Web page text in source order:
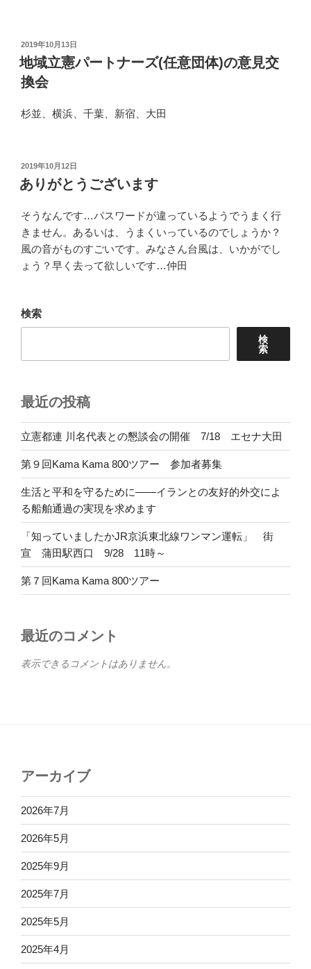
投
稿
日:
2019年10月13日
地域立憲パートナーズ(任意団体)の意見交
換会
杉並、横浜、千葉、新宿、大田
投
稿
日:
2019年10月12日
ありがとうございます
そうなんです…パスワードが違っているようでうまく行
きません。あるいは、うまくいっているのでしょうか？
風の音がものすごいです。みなさん台風は、いかがでし
ょう？早く去って欲しいです…仲田
検索
検
索
最近の投稿
立憲都連 川名代表との懇談会の開催 7/18 エセナ大田
第９回Kama Kama 800ツアー 参加者募集
生活と平和を守るために――イランとの友好的外交によ
る船舶通過の実現を求めます
「知っていましたかJR京浜東北線ワンマン運転」 街
宣 蒲田駅西口 9/28 11時～
第７回Kama Kama 800ツアー
最近のコメント
表示できるコメントはありません。
アーカイブ
2026年7月
2026年5月
2025年9月
2025年7月
2025年5月
2025年4月